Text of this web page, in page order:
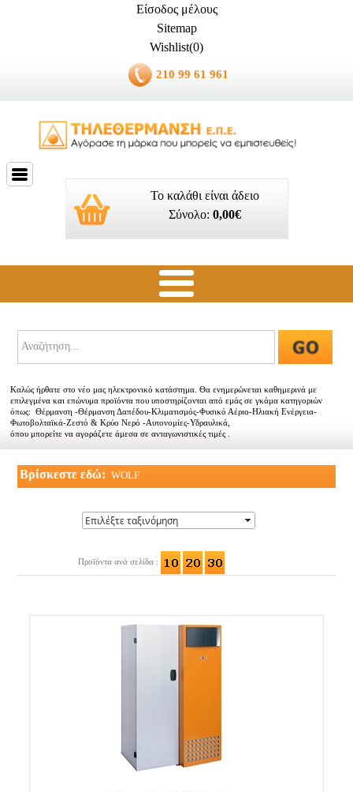
210 99 61 961
Είσοδος μέλους
Sitemap
Wishlist(0)
Το καλάθι είναι άδειο
Σύνολο: 0,00€
Αντιπροσωπείες
Εμπορικοί συνεργάτες
Τα νέα μας
Επικοινωνία
Καλώς ήρθατε στο νέο μας ηλεκτρονικό κατάστημα. Θα ενημερώνεται καθημερινά με
επιλεγμένα και επώνυμα προϊόντα που υποστηρίζονται από εμάς σε γκάμα κατηγοριών
όπως: Θέρμανση -Θέρμανση Δαπέδου-Κλιματισμός-Φυσικό Αέριο-Ηλιακή Ενέργεια-
Φωτοβολταϊκά-Ζεστό & Κρύο Νερό -Αυτονομίες-Υδραυλικά,
όπου μπορείτε να αγοράζετε άμεσα σε ανταγωνιστικές τιμές .
Βρίσκεστε εδώ: WOLF
Προϊόντα ανά σελίδα :